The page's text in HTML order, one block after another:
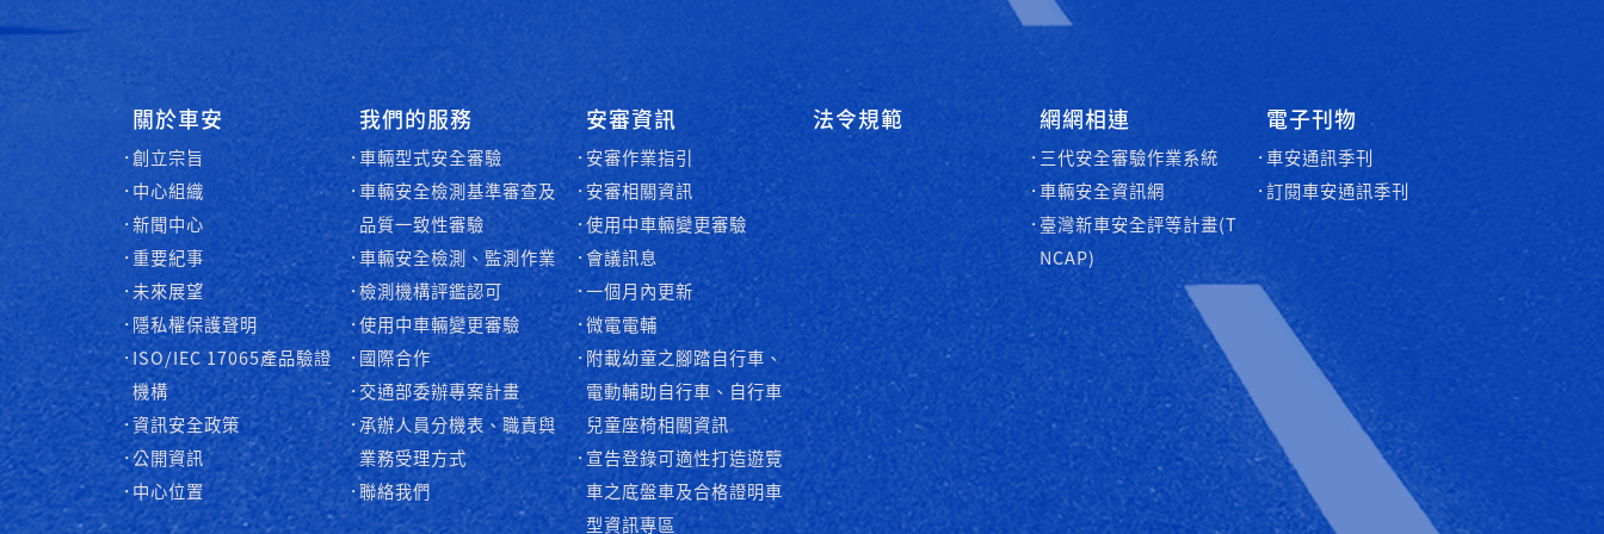
:::
關於車安
創立宗旨
中心組織
新聞中心
重要紀事
未來展望
隱私權保護聲明
ISO/IEC 17065產品驗證
機構
資訊安全政策
公開資訊
中心位置
我們的服務
車輛型式安全審驗
車輛安全檢測基準審查及
品質一致性審驗
車輛安全檢測、監測作業
檢測機構評鑑認可
使用中車輛變更審驗
國際合作
交通部委辦專案計畫
承辦人員分機表、職責與
業務受理方式
聯絡我們
安審資訊
安審作業指引
安審相關資訊
使用中車輛變更審驗
會議訊息
一個月內更新
微電電輔
附載幼童之腳踏自行車、
電動輔助自行車、自行車
兒童座椅相關資訊
宣告登錄可適性打造遊覽
車之底盤車及合格證明車
型資訊專區
法令規範 網網相連
三代安全審驗作業系統
車輛安全資訊網
臺灣新車安全評等計畫(T
NCAP)
電子刊物
車安通訊季刊
訂閱車安通訊季刊